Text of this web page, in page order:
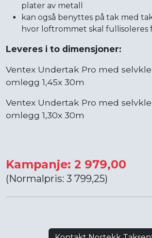
plater av metall
kan også benyttes på tak med
hvor loftrommet skal fullisoleres
Leveres i to dimensjoner:
Ventex Undertak Pro med
omlegg 1,45x 30m
Ventex Undertak Pro med
omlegg 1,30x 30m
Kampanje: 2 979,00
(Normalpris: 3 799,25)